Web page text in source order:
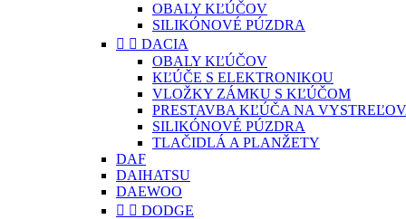
OBALY KĽÚČOV
SILIKÓNOVÉ PÚZDRA
  DACIA
OBALY KĽÚČOV
KĽÚČE S ELEKTRONIKOU
VLOŽKY ZÁMKU S KĽÚČOM
PRESTAVBA KĽÚČA NA
SILIKÓNOVÉ PÚZDRA
TLAČIDLÁ A PLANŽETY
DAF
DAIHATSU
DAEWOO
  DODGE